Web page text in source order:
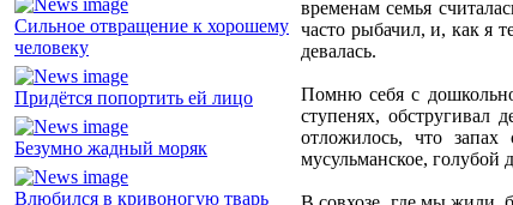
Сильное отвращение к хорошему
человеку
Придётся попортить ей лицо
Безумно жадный моряк
Влюбился в кривоногую тварь
временам семья
часто рыбачил, и, как я
девалась.
Помню себя с
ступенях,
отложилось, что
мусульманское, голубой